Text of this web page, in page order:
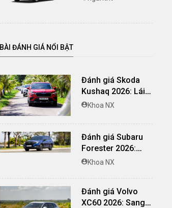
BÀI ĐÁNH GIÁ NỔI BẬT
Đánh giá Skoda
Kushaq 2026: Lái
thú vị, nhiều tiện
tranh
Khoa NX
Đánh giá Subaru
Forester 2026:
Mạnh mẽ, êm ái đi
Khoa NX
Đánh giá Volvo
XC60 2026: Sang